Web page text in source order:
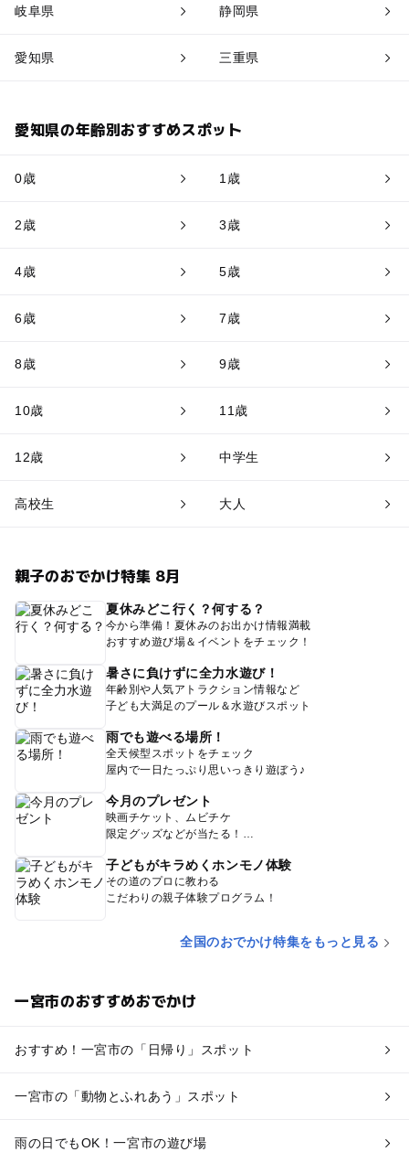
岐阜県 静岡県
愛知県 三重県
愛知県の年齢別おすすめスポット
0歳 1歳
2歳 3歳
4歳 5歳
6歳 7歳
8歳 9歳
10歳 11歳
12歳 中学生
高校生 大人
親子のおでかけ特集 8月
夏休みどこ行く？何する？
今から準備！夏休みのお出かけ情報満載
おすすめ遊び場＆イベントをチェック！
暑さに負けずに全力水遊び！
年齢別や人気アトラクション情報など
子ども大満足のプール＆水遊びスポット
雨でも遊べる場所！
全天候型スポットをチェック
屋内で一日たっぷり思いっきり遊ぼう♪
今月のプレゼント
映画チケット、ムビチケ
限定グッズなどが当たる！
子どもがキラめくホンモノ体験
その道のプロに教わる
こだわりの親子体験プログラム！
全国のおでかけ特集をもっと見る
一宮市のおすすめおでかけ
おすすめ！一宮市の「日帰り」スポット
一宮市の「動物とふれあう」スポット
雨の日でもOK！一宮市の遊び場